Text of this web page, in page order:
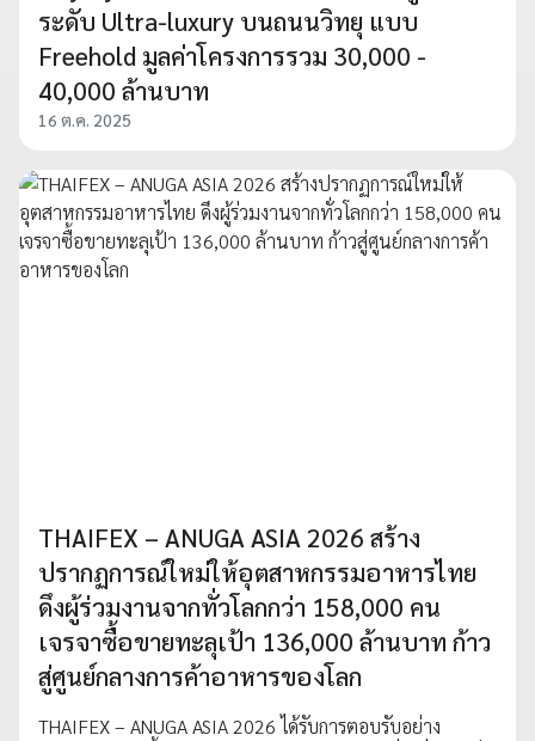
ระดับ Ultra-luxury บนถนนวิทยุ แบบ
Freehold มูลค่าโครงการรวม 30,000 -
40,000 ล้านบาท
16 ต.ค. 2025
THAIFEX – ANUGA ASIA 2026 สร้าง
ปรากฏการณ์ใหม่ให้อุตสาหกรรมอาหารไทย
ดึงผู้ร่วมงานจากทั่วโลกกว่า 158,000 คน
เจรจาซื้อขายทะลุเป้า 136,000 ล้านบาท ก้าว
สู่ศูนย์กลางการค้าอาหารของโลก
THAIFEX – ANUGA ASIA 2026 ได้รับการตอบรับอย่าง